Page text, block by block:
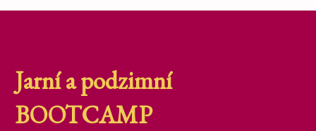
Jarní a podzimní
BOOTCAMP